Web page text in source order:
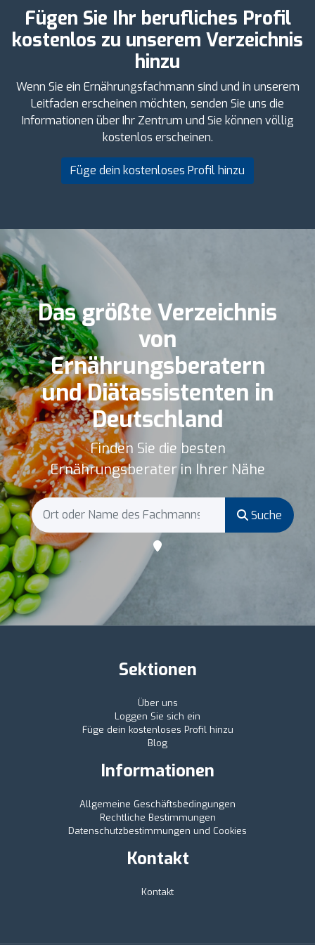
Fügen Sie Ihr berufliches Profil
kostenlos zu unserem Verzeichnis
hinzu
Wenn Sie ein Ernährungsfachmann sind und in unserem
Leitfaden erscheinen möchten, senden Sie uns die
Informationen über Ihr Zentrum und Sie können völlig
kostenlos erscheinen.
Füge dein kostenloses Profil hinzu
Das größte Verzeichnis
von
Ernährungsberatern
und Diätassistenten in
Deutschland
Finden Sie die besten
Ernährungsberater in Ihrer Nähe
Suche
Sektionen
Über uns
Loggen Sie sich ein
Füge dein kostenloses Profil hinzu
Blog
Informationen
Allgemeine Geschäftsbedingungen
Rechtliche Bestimmungen
Datenschutzbestimmungen und Cookies
Kontakt
Kontakt